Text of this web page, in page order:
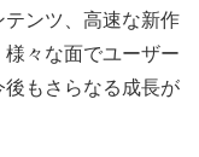
ンツ、高速な新作
々な面でユーザー
もさらなる成長が